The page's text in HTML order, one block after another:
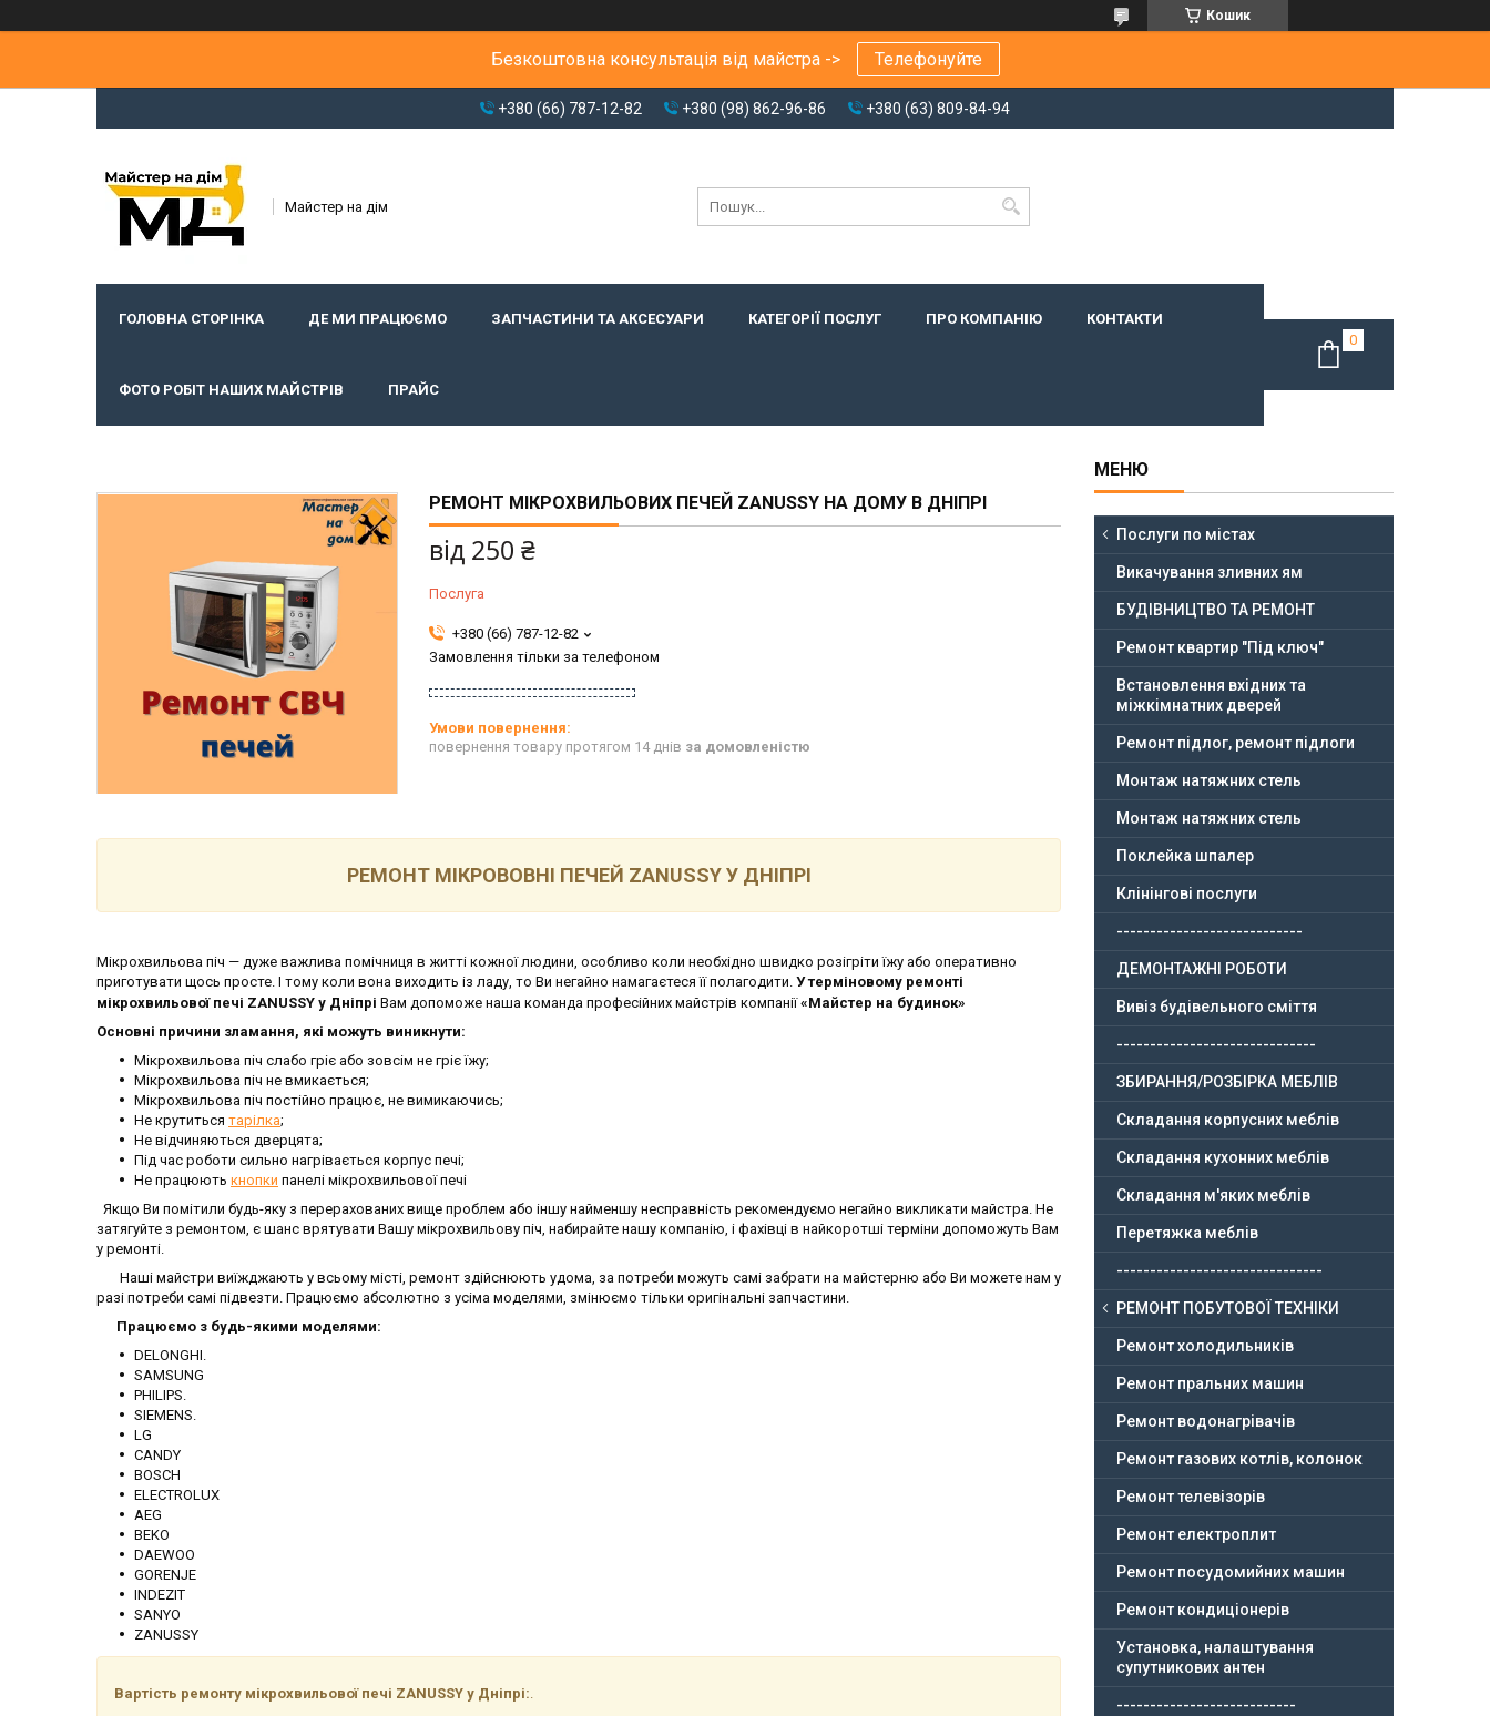
Кошик
Безкоштовна консультація від майстра -> Телефонуйте
+380 (66) 787-12-82 +380 (98) 862-96-86 +380 (63) 809-84-94
Майстер на дім
ГОЛОВНА СТОРІНКА ДЕ МИ ПРАЦЮЄМО ЗАПЧАСТИНИ ТА АКСЕСУАРИ КАТЕГОРІЇ ПОСЛУГ ПРО КОМПАНІЮ КОНТАКТИ
ФОТО РОБІТ НАШИХ МАЙСТРІВ ПРАЙС
РЕМОНТ МІКРОХВИЛЬОВИХ ПЕЧЕЙ ZANUSSY НА ДОМУ В ДНІПРІ
від 250 ₴
Послуга
+380 (66) 787-12-82
Замовлення тільки за телефоном
повернення товару протягом 14 днів за домовленістю
РЕМОНТ МІКРОВОВНІ ПЕЧЕЙ ZANUSSYУ ДНІПРІ
Мікрохвильова піч — дуже важлива помічниця в житті кожної людини, особливо коли необхідно швидко розігріти їжу або оперативно
приготувати щось просте. І тому коли вона виходить із ладу, то Ви негайно намагаєтеся її полагодити. У терміновому ремонті
мікрохвильової печі ZANUSSY у Дніпрі Вам допоможе наша команда професійних майстрів компанії«Майстер на будинок»
Основні причини зламання, які можуть виникнути:
Мікрохвильова піч слабо гріє або зовсім не гріє їжу;
Мікрохвильова піч не вмикається;
Мікрохвильова піч постійно працює, не вимикаючись;
Не крутиться тарілка;
Не відчиняються дверцята;
Під час роботи сильно нагрівається корпус печі;
Не працюють кнопки панелі мікрохвильової печі
Якщо Ви помітили будь-яку з перерахованих вище проблем або іншу найменшу несправність рекомендуємо негайно викликати майстра. Не
затягуйте з ремонтом, є шанс врятувати Вашу мікрохвильову піч, набирайте нашу компанію, і фахівці в найкоротші терміни допоможуть Вам
у ремонті.
Наші майстри виїжджають у всьому місті, ремонт здійснюють удома, за потреби можуть самі забрати на майстерню або Ви можете нам у
разі потреби самі підвезти. Працюємо абсолютно з усіма моделями, змінюємо тільки оригінальні запчастини.
Працюємо з будь-якими моделями:
DELONGHI.
SAMSUNG
PHILIPS.
SIEMENS.
LG
CANDY
BOSCH
ELECTROLUX
AEG
BEKO
DAEWOO
GORENJE
INDEZIT
SANYO
ZANUSSY
Вартість ремонту мікрохвильової печі ZANUSSY у Дніпрі:
Послуги по містах
Викачування зливних ям
БУДІВНИЦТВО ТА РЕМОНТ
Ремонт квартир "Під ключ"
Встановлення вхідних та
міжкімнатних дверей
Ремонт підлог, ремонт підлоги
Монтаж натяжних стель
Монтаж натяжних стель
Поклейка шпалер
Клінінгові послуги
----------------------------
ДЕМОНТАЖНІ РОБОТИ
Вивіз будівельного сміття
------------------------------
ЗБИРАННЯ/РОЗБІРКА МЕБЛІВ
Складання корпусних меблів
Складання кухонних меблів
Складання м'яких меблів
Перетяжка меблів
-------------------------------
РЕМОНТ ПОБУТОВОЇ ТЕХНІКИ
Ремонт холодильників
Ремонт пральних машин
Ремонт водонагрівачів
Ремонт газових котлів, колонок
Ремонт телевізорів
Ремонт електроплит
Ремонт посудомийних машин
Ремонт кондиціонерів
Установка, налаштування
супутникових антен
---------------------------